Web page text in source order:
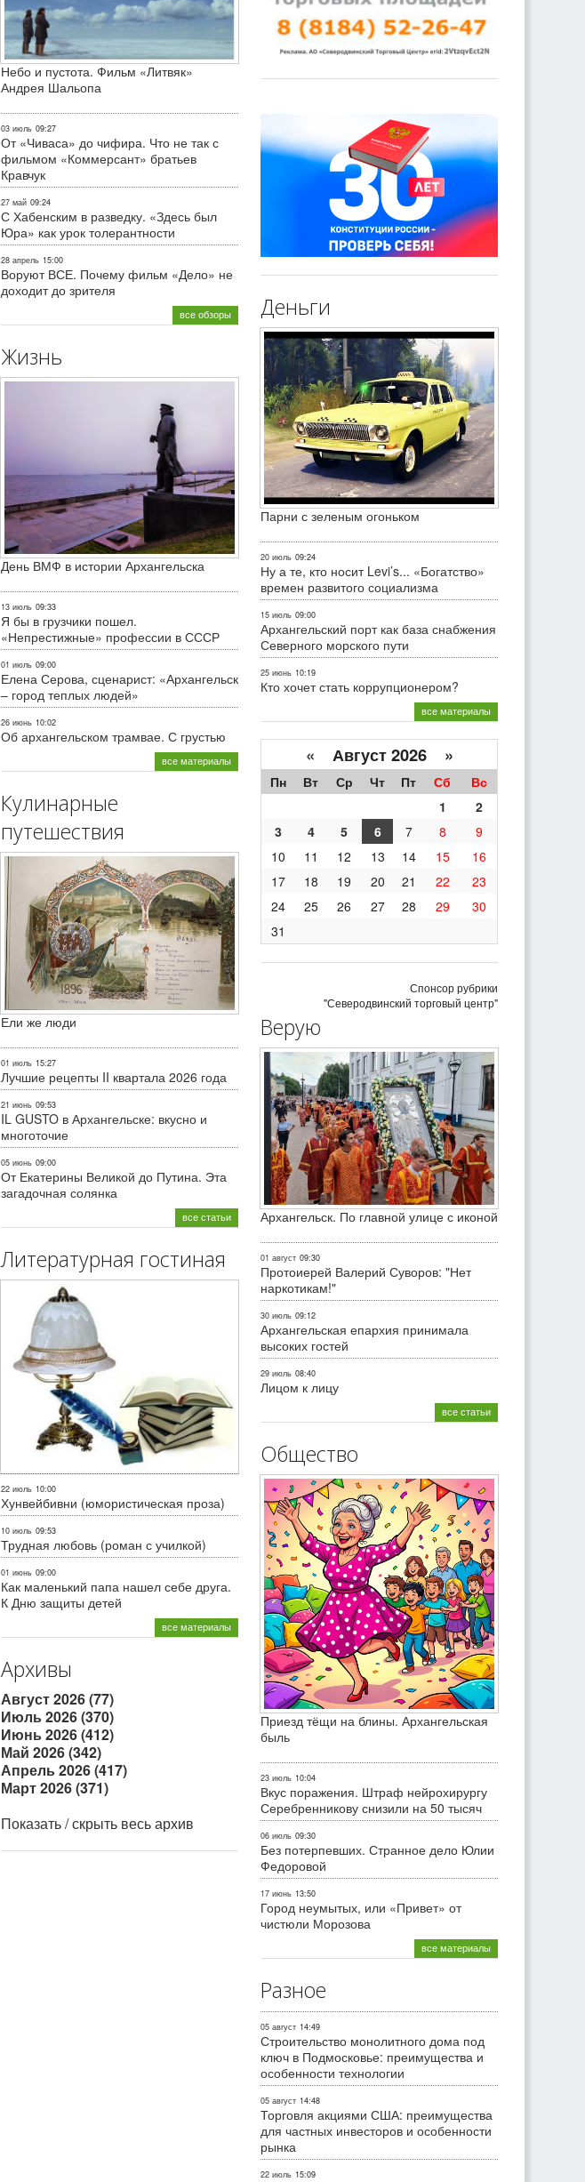
Небо и пустота. Фильм «Литвяк»
Андрея Шальопа
03 июль 09:27
От «Чиваса» до чифира. Что не так с
фильмом «Коммерсант» братьев
Кравчук
27 май 09:24
С Хабенским в разведку. «Здесь был
Юра» как урок толерантности
28 апрель 15:00
Воруют ВСЕ. Почему фильм «Дело» не
доходит до зрителя
все обзоры
Жизнь
День ВМФ в истории Архангельска
13 июль 09:33
Я бы в грузчики пошел.
«Непрестижные» профессии в СССР
01 июль 09:00
Елена Серова, сценарист: «Архангельск
– город теплых людей»
26 июнь 10:02
Об архангельском трамвае. С грустью
все материалы
Кулинарные
путешествия
Ели же люди
01 июль 15:27
Лучшие рецепты II квартала 2026 года
21 июнь 09:53
IL GUSTO в Архангельске: вкусно и
многоточие
05 июнь 09:00
От Екатерины Великой до Путина. Эта
загадочная солянка
все статьи
Литературная гостиная
22 июль 10:00
Хунвейбивни (юмористическая проза)
10 июль 09:53
Трудная любовь (роман с училкой)
01 июнь 09:00
Как маленький папа нашел себе друга.
К Дню защиты детей
все материалы
Архивы
Август 2026 (77)
Июль 2026 (370)
Июнь 2026 (412)
Май 2026 (342)
Апрель 2026 (417)
Март 2026 (371)
Показать / скрыть весь архив
Деньги
Парни с зеленым огоньком
20 июль 09:24
Ну а те, кто носит Levi’s... «Богатство»
времен развитого социализма
15 июль 09:00
Архангельский порт как база снабжения
Северного морского пути
25 июнь 10:19
Кто хочет стать коррупционером?
все материалы
« Август 2026 »
Пн Вт Ср Чт Пт Сб
Вс
1
2
3
4 5 6 7 8
9
10
11 12 13 14 15
16
17
18 19 20 21 22
23
24
25 26 27 28 29
30
31
Спонсор рубрики
"Северодвинский торговый центр"
Верую
Архангельск. По главной улице с иконой
01 август 09:30
Протоиерей Валерий Суворов: "Нет
наркотикам!"
30 июль 09:12
Архангельская епархия принимала
высоких гостей
29 июль 08:40
Лицом к лицу
все статьи
Общество
Приезд тёщи на блины. Архангельская
быль
23 июль 10:04
Вкус поражения. Штраф нейрохирургу
Серебренникову снизили на 50 тысяч
06 июль 09:30
Без потерпевших. Странное дело Юлии
Федоровой
17 июнь 13:50
Город неумытых, или «Привет» от
чистюли Морозова
все материалы
Разное
05 август 14:49
Строительство монолитного дома под
ключ в Подмосковье: преимущества и
особенности технологии
05 август 14:48
Торговля акциями США: преимущества
для частных инвесторов и особенности
рынка
22 июль 15:09